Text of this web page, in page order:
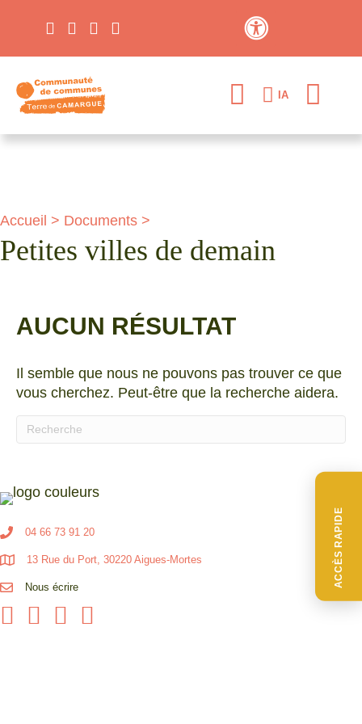
ACCÈS RAPIDE
IA
Accueil > Documents >
Petites villes de demain
AUCUN RÉSULTAT
Il semble que nous ne pouvons pas trouver ce que
vous cherchez. Peut-être que la recherche aidera.
04 66 73 91 20
13 Rue du Port, 30220 Aigues-Mortes
Nous écrire